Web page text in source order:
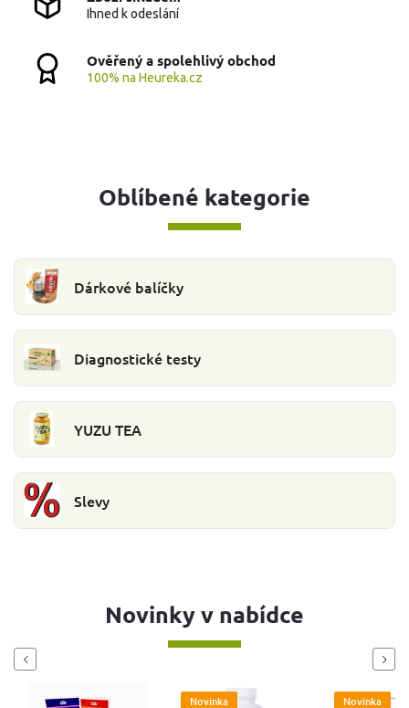
Ihned k odeslání
Ověřený a spolehlivý obchod
100% na Heureka.cz
Oblíbené kategorie
Dárkové balíčky
Diagnostické testy
YUZU TEA
Slevy
Novinky v nabídce
Previous Next